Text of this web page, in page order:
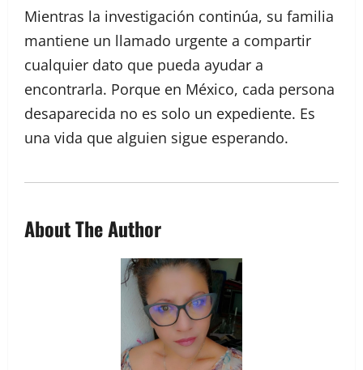
Mientras la investigación continúa, su familia
mantiene un llamado urgente a compartir
cualquier dato que pueda ayudar a
encontrarla. Porque en México, cada persona
desaparecida no es solo un expediente. Es
una vida que alguien sigue esperando.
About The Author